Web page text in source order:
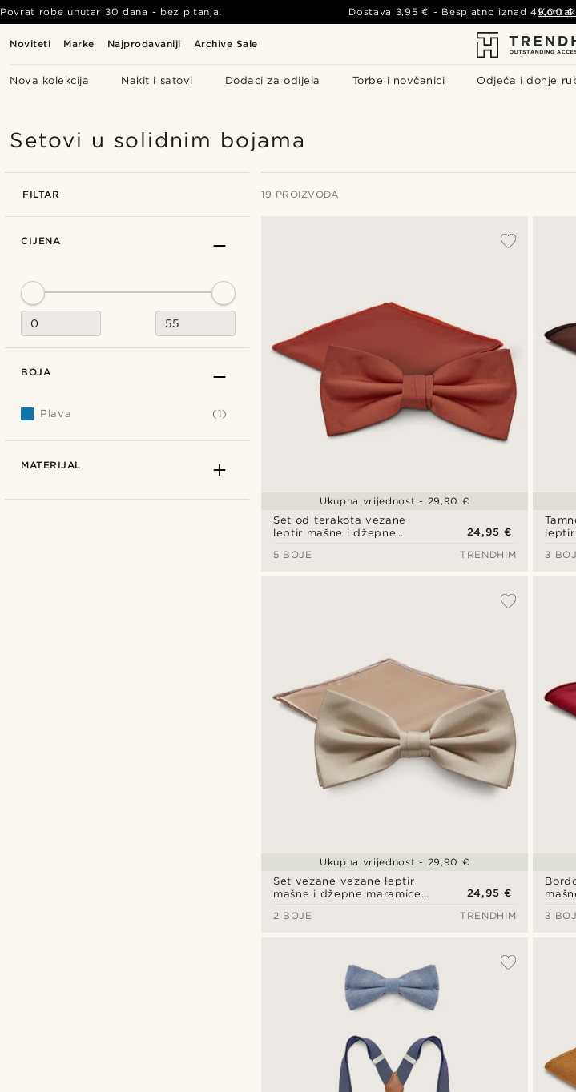
Noviteti Marke Najprodavaniji Archive Sale
Nova kolekcija Nakit i satovi Dodaci za odijela Torbe i novčanici Odjeća i donje
Povrat robe unutar 30 dana - bez pitanja! Dostava 3,95 € - Besplatno iznad49,00 €
Setovi u solidnim bojama
FILTAR 19 PROIZVODA
Set od terakota vezane
leptir mašne i džepne
24,95 €
Ukupna vrijednost - 29,90 €
5 BOJE TRENDHIM
leptir
3
Set vezane vezane leptir
mašne i džepne maramice
24,95 €
Ukupna vrijednost - 29,90 €
2 BOJE TRENDHIM 3
CIJENA
BOJA
Plava (1)
MATERIJAL